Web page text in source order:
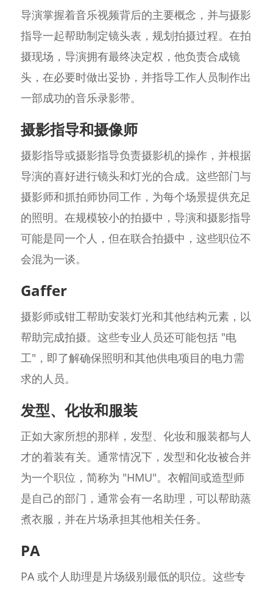
导演掌握着音乐视频背后的主要概念，并与摄影
指导一起帮助制定镜头表，规划拍摄过程。在拍
摄现场，导演拥有最终决定权，他负责合成镜
头，在必要时做出妥协，并指导工作人员制作出
一部成功的音乐录影带。
摄影指导和摄像师
摄影指导或摄影指导负责摄影机的操作，并根据
导演的喜好进行镜头和灯光的合成。这些部门与
摄影师和抓拍师协同工作，为每个场景提供充足
的照明。在规模较小的拍摄中，导演和摄影指导
可能是同一个人，但在联合拍摄中，这些职位不
会混为一谈。
Gaffer
摄影师或钳工帮助安装灯光和其他结构元素，以
帮助完成拍摄。这些专业人员还可能包括 "电
工"，即了解确保照明和其他供电项目的电力需
求的人员。
发型、化妆和服装
正如大家所想的那样，发型、化妆和服装都与人
才的着装有关。通常情况下，发型和化妆被合并
为一个职位，简称为 "HMU"。衣帽间或造型师
是自己的部门，通常会有一名助理，可以帮助蒸
煮衣服，并在片场承担其他相关任务。
PA
PA 或个人助理是片场级别最低的职位。这些专